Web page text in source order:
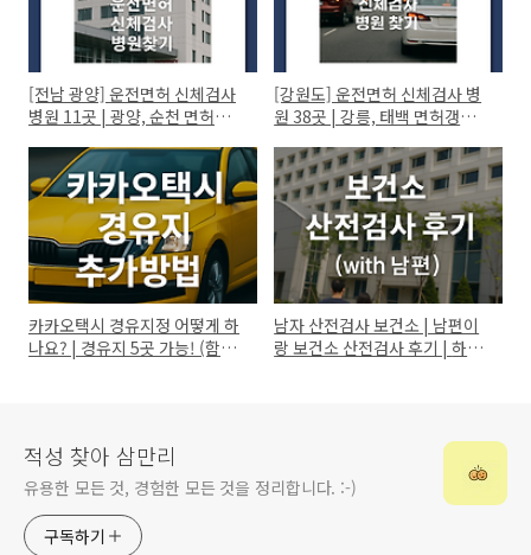
[전남 광양] 운전면허 신체검사
병원 11곳 | 광양, 순천 면허갱신
[강원도] 운전면허 신체검사 병
원 38곳 | 강릉, 태백 면허갱신
카카오택시 경유지정 어떻게 하
나요? | 경유지 5곳 가능! (함께
남자 산전검사 보건소 | 남편이
랑 보건소 산전검사 후기 | 하남
적성 찾아 삼만리
유용한 모든 것, 경험한 모든 것을 정리합니다. :-)
구독하기